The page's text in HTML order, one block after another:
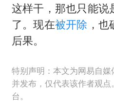
这样干，那也只能说
了。现在被开除 ，
后果。
特别声明：本文为网易自媒
并发布，仅代表该作者观
台。